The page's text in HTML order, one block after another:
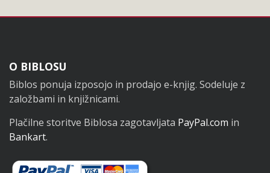
Noga
O BIBLOSU
Biblos ponuja izposojo in prodajo e-knjig. Sodeluje z
založbami in knjižnicami.
Plačilne storitve Biblosa zagotavljata PayPal.com in
Bankart.